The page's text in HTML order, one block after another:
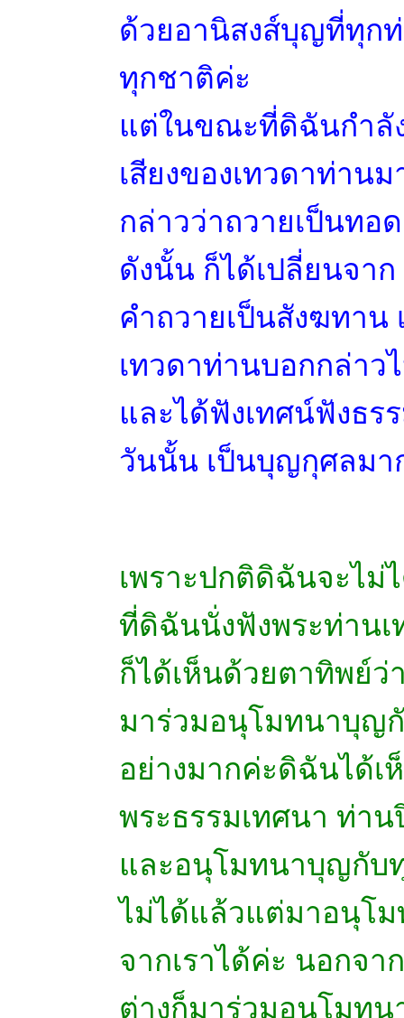
ด้วยอานิสงส์บุญที่ทุก
ทุกชาติค่ะ
แต่ในขณะที่ดิฉันกำลั
เสียงของเทวดาท่าน
กล่าวว่าถวายเป็นท
ดังนั้น ก็ได้เปลี่ยนจาก
คำถวายเป็นสังฆทาน
เทวดาท่านบอกกล่าว
และได้ฟังเทศน์ฟังธ
วันนั้น เป็นบุญกุศลมา
เพราะปกติดิฉันจะไม่
ที่ดิฉันนั่งฟังพระท่านเ
ก็ได้เห็นด้วยตาทิพย์ว่
มาร่วมอนุโมทนาบุญ
อย่างมากค่ะดิฉันได้เ
พระธรรมเทศนา ท่า
และอนุโมทนาบุญกับ
ไม่ได้แล้วแต่มาอนุโ
จากเราได้ค่ะ นอกจา
ต่างก็มาร่วมอนุโมท